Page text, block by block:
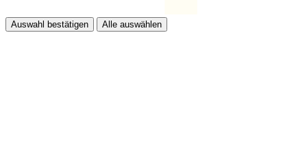
Auswahl bestätigen Alle auswählen